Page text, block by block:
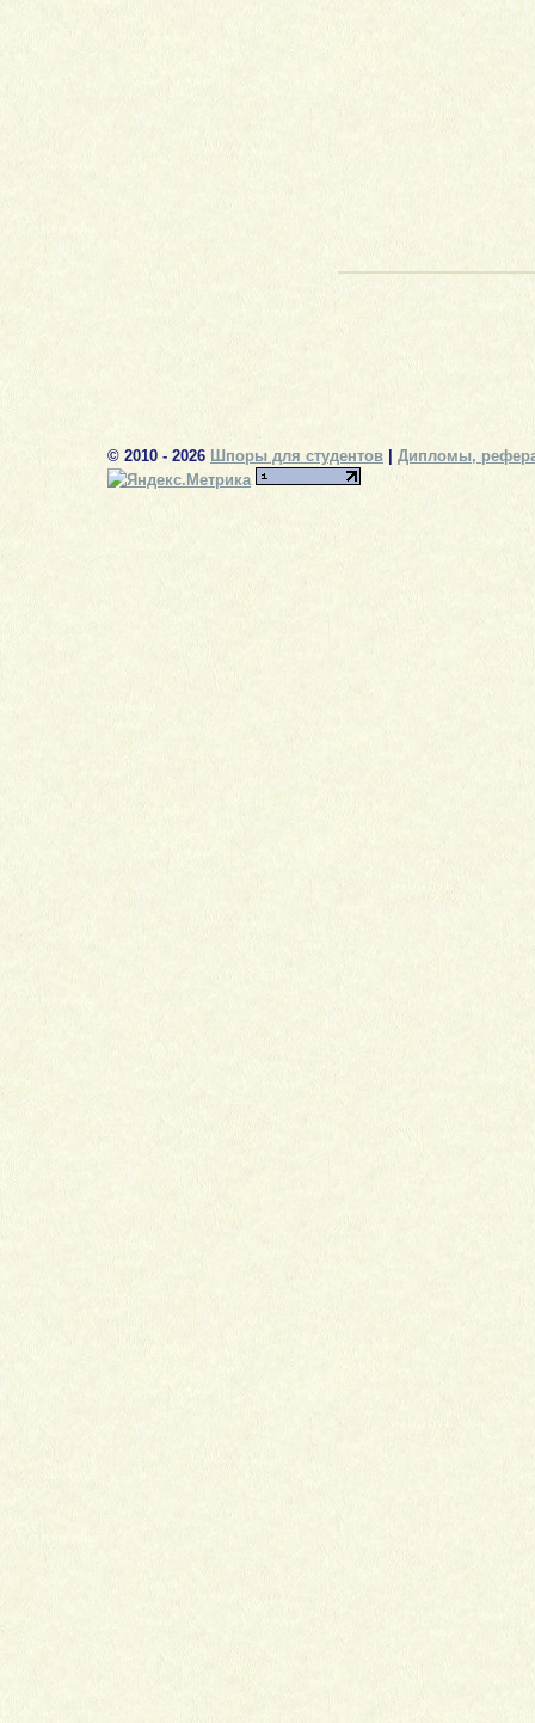
© 2010 - 2026 Шпоры для студентов Дипломы,